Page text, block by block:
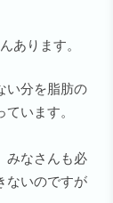
あります。
い分を脂肪の
います。
みなさんも必
ないのですが